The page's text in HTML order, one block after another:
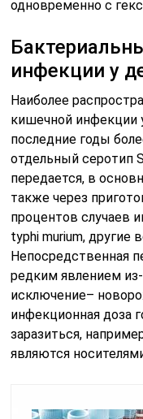
одновременно с
инфекции у
Наиболее
кишечной инфекции
последние годы
отдельный серотип
передается, в
также через
процентов случаев
typhi murium, другие
Непосредственная
редким явлением
исключение–
инфекционная доза
заразиться,
являются